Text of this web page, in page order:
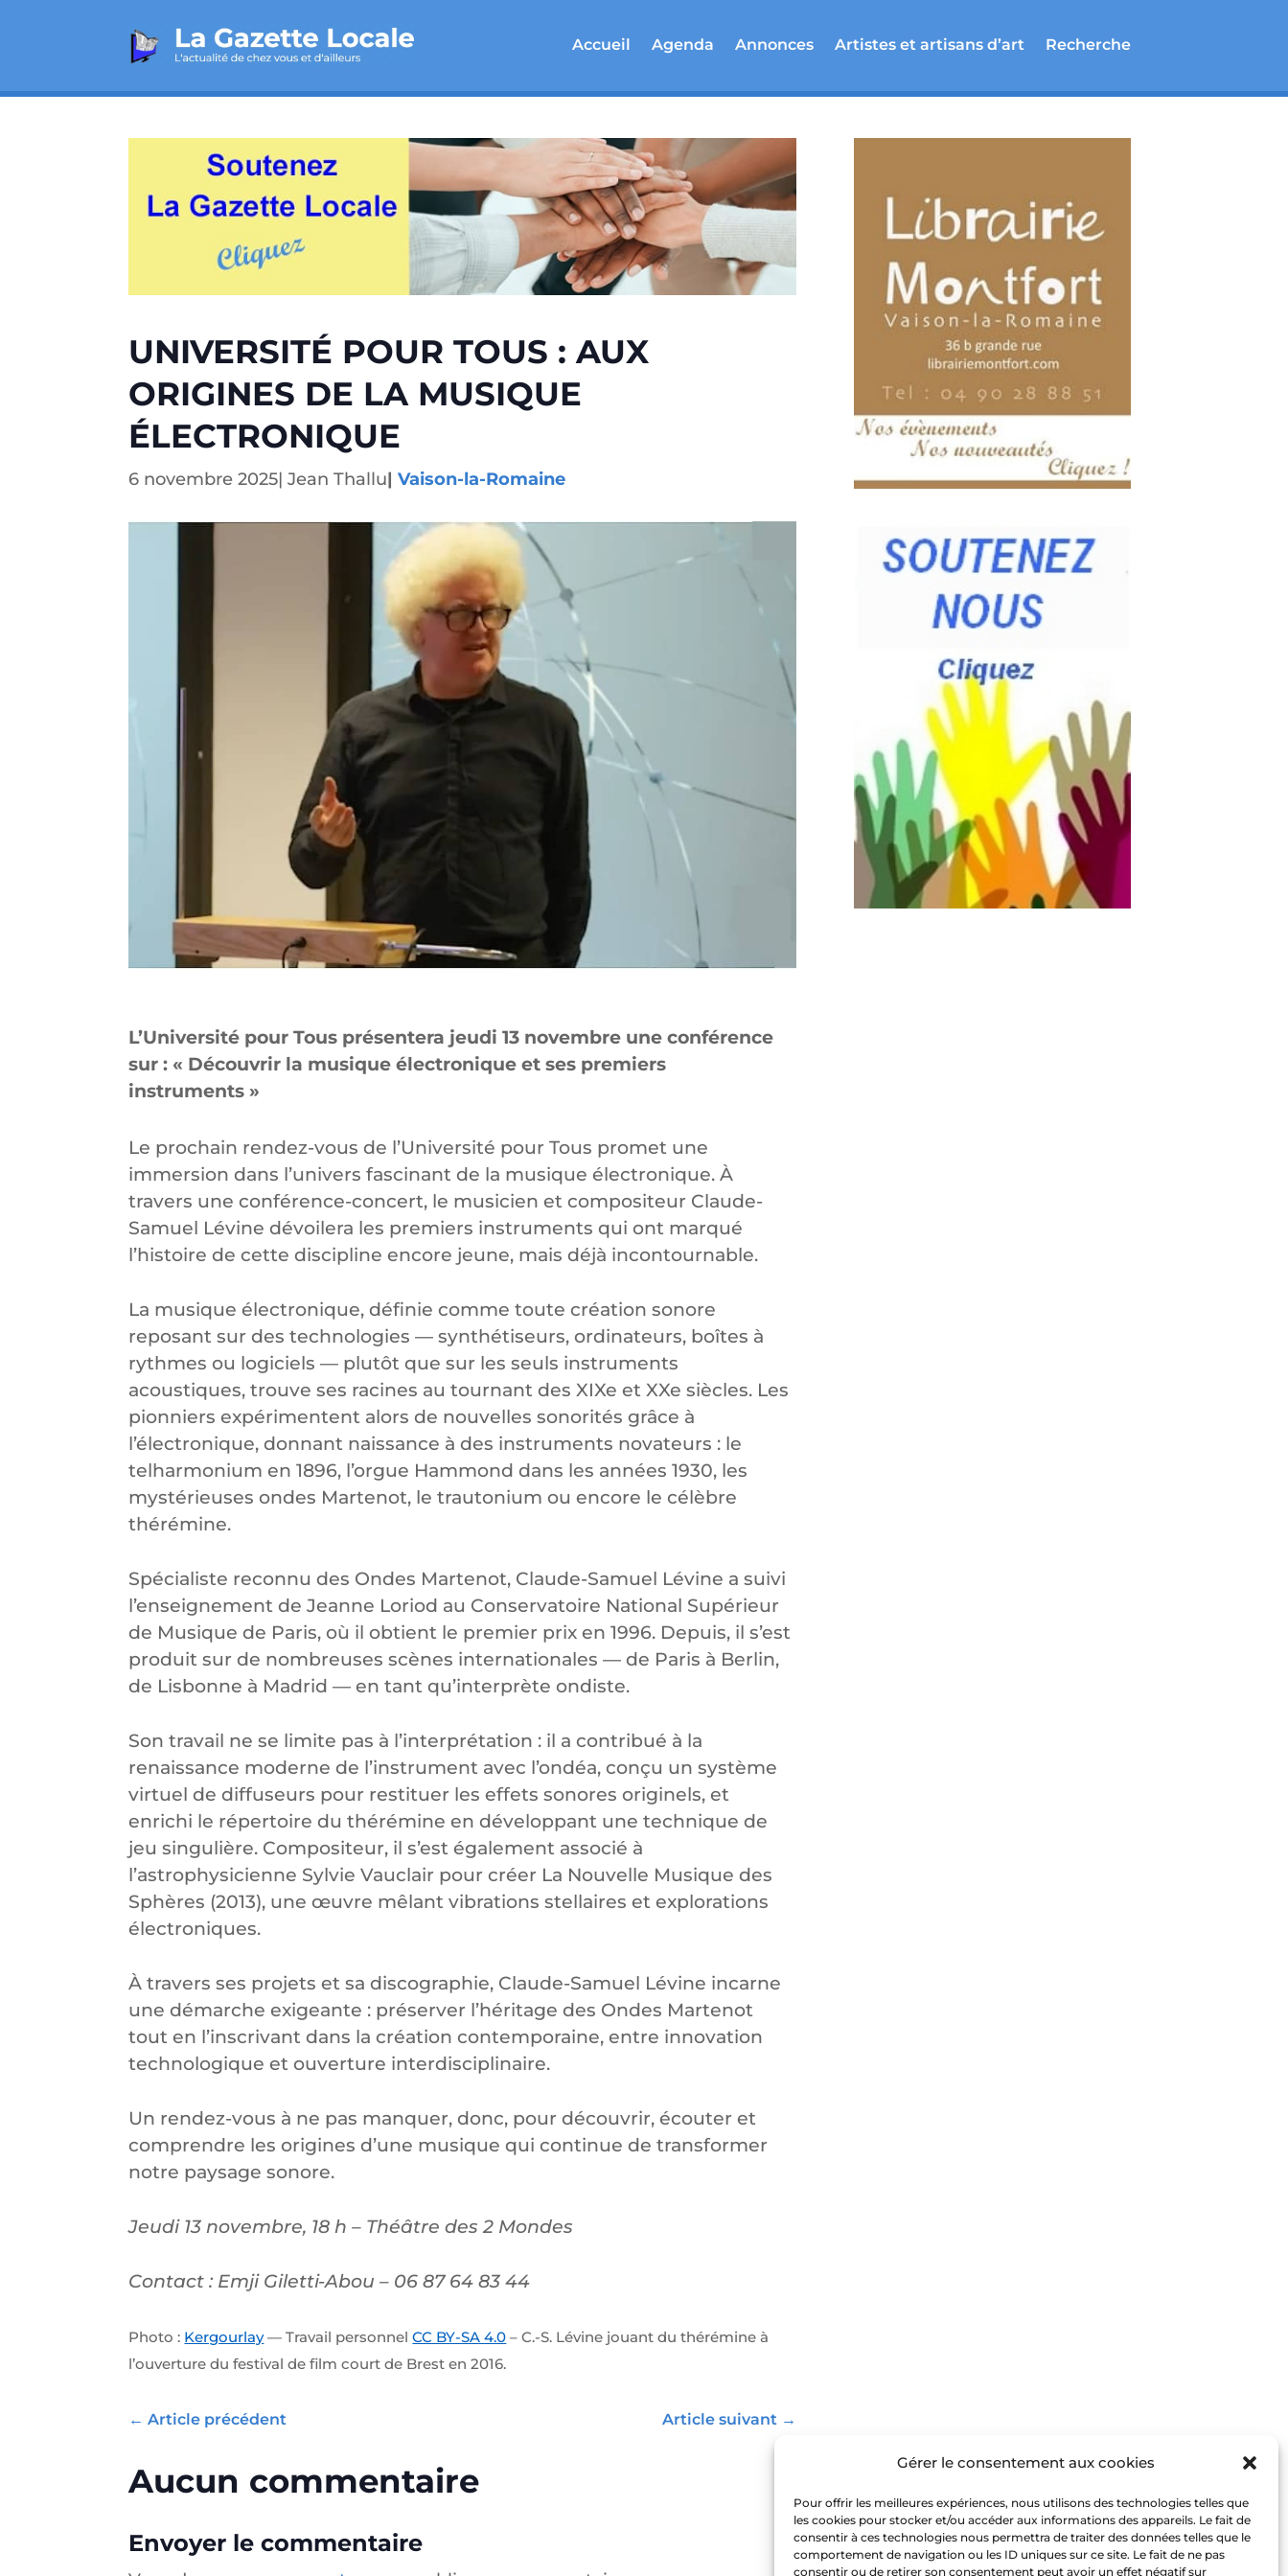
Gérer le consentement aux cookies
Pour offrir les meilleures expériences, nous utilisons des technologies telles que
les cookies pour stocker et/ou accéder aux informations des appareils. Le fait de
consentir à ces technologies nous permettra de traiter des données telles que le
comportement de navigation ou les ID uniques sur ce site. Le fait de ne pas
consentir ou de retirer son consentement peut avoir un effet négatif sur
Accueil Agenda Annonces Artistes et artisans d’art Recherche
UNIVERSITÉ POUR TOUS : AUX
ORIGINES DE LA MUSIQUE
ÉLECTRONIQUE
6 novembre 2025|Jean Thallu|Vaison-la-Romaine
L’Université pour Tous présentera jeudi 13 novembre une conférence
sur : « Découvrir la musique électronique et ses premiers
instruments »
Le prochain rendez-vous de l’Université pour Tous promet une
immersion dans l’univers fascinant de la musique électronique. À
travers une conférence-concert, le musicien et compositeur Claude-
Samuel Lévine dévoilera les premiers instruments qui ont marqué
l’histoire de cette discipline encore jeune, mais déjà incontournable.
La musique électronique, définie comme toute création sonore
reposant sur des technologies — synthétiseurs, ordinateurs, boîtes à
rythmes ou logiciels — plutôt que sur les seuls instruments
acoustiques, trouve ses racines au tournant des XIXe et XXe siècles. Les
pionniers expérimentent alors de nouvelles sonorités grâce à
l’électronique, donnant naissance à des instruments novateurs : le
telharmonium en 1896, l’orgue Hammond dans les années 1930, les
mystérieuses ondes Martenot, le trautonium ou encore le célèbre
thérémine.
Spécialiste reconnu des Ondes Martenot, Claude-Samuel Lévine a suivi
l’enseignement de Jeanne Loriod au Conservatoire National Supérieur
de Musique de Paris, où il obtient le premier prix en 1996. Depuis, il s’est
produit sur de nombreuses scènes internationales — de Paris à Berlin,
de Lisbonne à Madrid — en tant qu’interprète ondiste.
Son travail ne se limite pas à l’interprétation : il a contribué à la
renaissance moderne de l’instrument avec l’ondéa, conçu un système
virtuel de diffuseurs pour restituer les effets sonores originels, et
enrichi le répertoire du thérémine en développant une technique de
jeu singulière. Compositeur, il s’est également associé à
l’astrophysicienne Sylvie Vauclair pour créer La Nouvelle Musique des
Sphères (2013), une œuvre mêlant vibrations stellaires et explorations
électroniques.
À travers ses projets et sa discographie, Claude-Samuel Lévine incarne
une démarche exigeante : préserver l’héritage des Ondes Martenot
tout en l’inscrivant dans la création contemporaine, entre innovation
technologique et ouverture interdisciplinaire.
Un rendez-vous à ne pas manquer, donc, pour découvrir, écouter et
comprendre les origines d’une musique qui continue de transformer
notre paysage sonore.
Jeudi 13 novembre, 18 h – Théâtre des 2 Mondes
Contact : Emji Giletti-Abou – 06 87 64 83 44
Photo : Kergourlay— Travail personnelCC BY-SA 4.0 – C.-S. Lévine jouant du thérémine à
l’ouverture du festival de film court de Brest en 2016.
←Article précédent Article suivant →
Aucun commentaire
Envoyer le commentaire